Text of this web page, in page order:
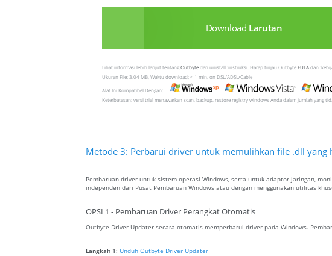
Download Larutan
Lihat informasi lebih lanjut tentangOutbytedan unistall :instruksi. Harap tinjau OutbyteEULAdan
Ukuran File: 3.04 MB, Waktu download: < 1 min. on DSL/ADSL/Cable
Alat Ini Kompatibel Dengan:
Keterbatasan: versi trial menawarkan scan, backup, restore registry windows Anda dalam jumlah yang
Metode 3: Perbarui driver untuk memulihkan file .dll yang
Pembaruan driver untuk sistem operasi Windows, serta untuk adaptor jaringan,
independen dari Pusat Pembaruan Windows atau dengan menggunakan utilitas
OPSI 1 - Pembaruan Driver Perangkat Otomatis
Outbyte Driver Updater secara otomatis memperbarui driver pada Windows.
Langkah 1: Unduh Outbyte Driver Updater